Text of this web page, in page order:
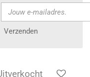
Verzenden